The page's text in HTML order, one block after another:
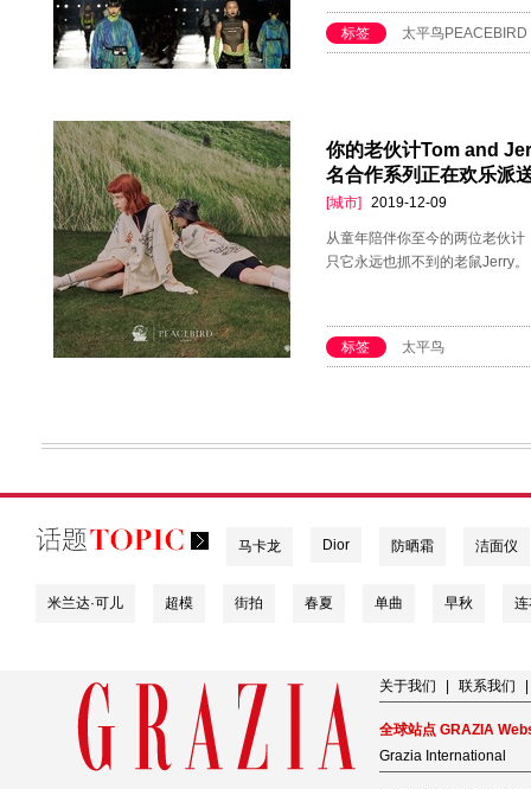
标签 太平鸟PEACEBIRD
你的老伙计Tom and
名合作系列正在欢乐派
[城市] 2019-12-09
从童年陪伴你至今的两位老伙
只它永远也抓不到的老鼠Jerry。
标签 太平鸟
马卡龙 Dior 防晒霜 洁面仪
米兰达·可儿 超模 街拍 春夏 单曲 早秋
关于我们 联系我们
全球站点 GRAZIA
Grazia International